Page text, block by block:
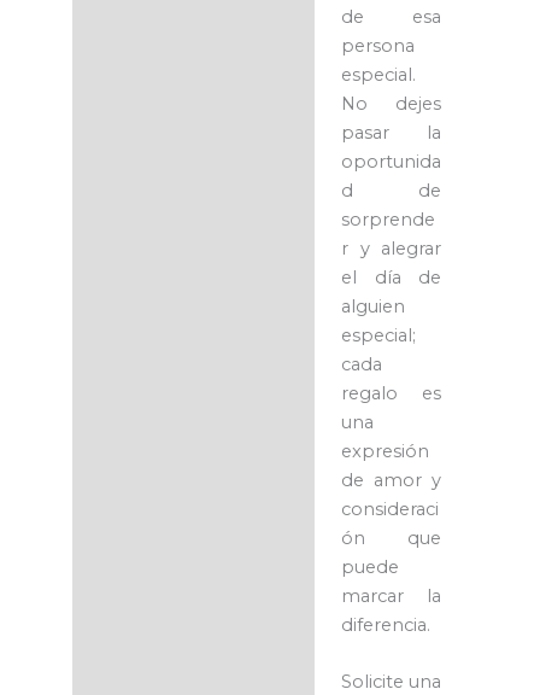
de esa
persona
especial.
No dejes
pasar la
oportunida
d de
sorprende
r y alegrar
el día de
alguien
especial;
cada
regalo es
una
expresión
de amor y
consideraci
ón que
puede
marcar la
diferencia.
Solicite una